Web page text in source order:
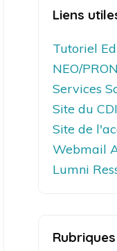
Liens
Tutoriel
NEO/
Services
Site du CDI
Site de
Webmail
Lumni
Rubriques